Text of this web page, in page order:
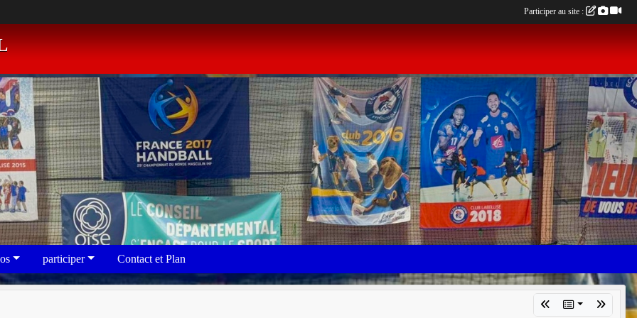
participer Contact et Plan
Participer au site :